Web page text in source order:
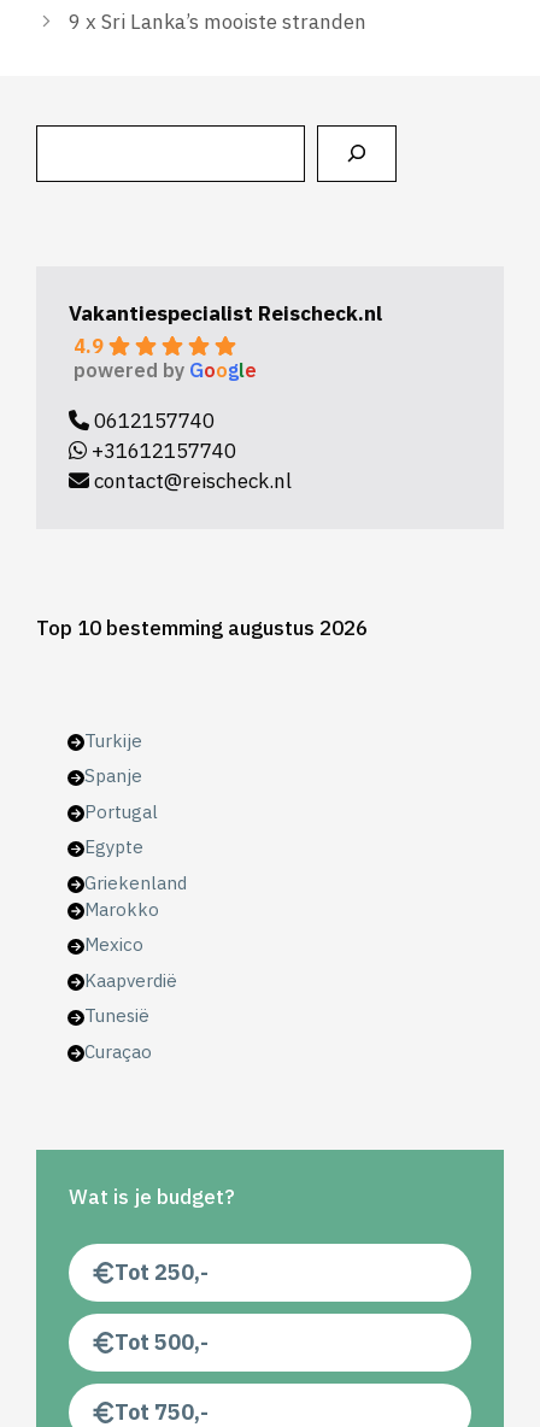
9 x Sri Lanka’s mooiste stranden
Vakantiespecialist Reischeck.nl
4.9
powered by Google
0612157740
+31612157740
contact@reischeck.nl
Top 10 bestemming augustus 2026
Turkije
Spanje
Portugal
Egypte
Griekenland
Marokko
Mexico
Kaapverdië
Tunesië
Curaçao
Wat is je budget?
Tot 250,-
Tot 500,-
Tot 750,-